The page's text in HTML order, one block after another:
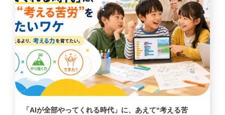
「AIが全部やってくれる時代」に、あえて“考える苦